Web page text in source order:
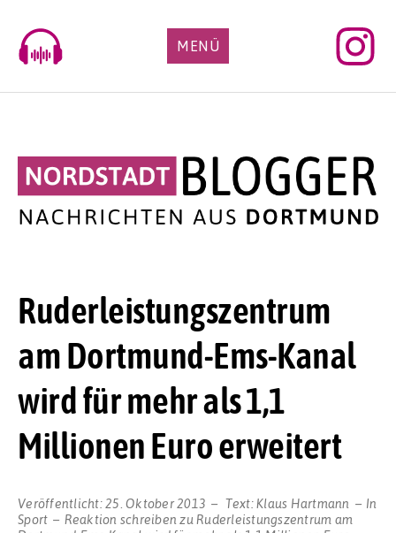
content
MENÜ
Ruderleistungszentrum
am Dortmund-Ems-Kanal
wird für mehr als 1,1
Millionen Euro erweitert
Veröffentlicht:25. Oktober 2013 Text:Klaus Hartmann
In
Sport
Reaktion schreiben zu Ruderleistungszentrum am